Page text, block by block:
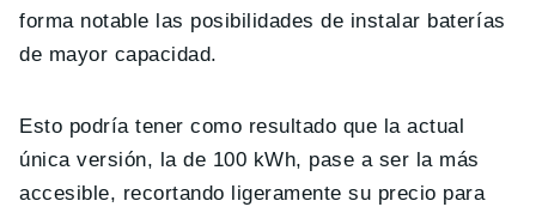
forma notable las posibilidades de instalar baterías
de mayor capacidad.
Esto podría tener como resultado que la actual
única versión, la de 100 kWh, pase a ser la más
accesible, recortando ligeramente su precio para